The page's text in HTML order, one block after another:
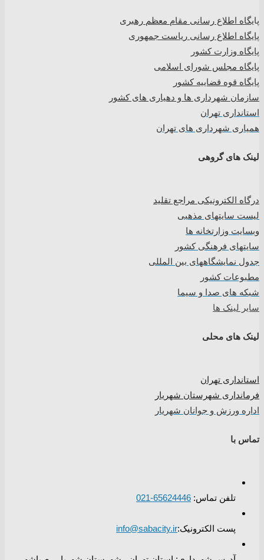
پایگاه اطلاع رسانی مقام معظم رهبری
پایگاه اطلاع رسانی ریاست جمهوری
پایگاه وزارت کشور
پایگاه مجلس شورای اسلامی
پایگاه قوه قضاییه کشور
سازمان شهرداری ها و دهیاری های کشور
استانداری تهران
همیاری شهرداری های تهران
لینک های گروهی
درگاه الکترونیکی مراجع تقلید
لیست سایتهای مذهبی
وبسایت وزارتخانه ها
سایتهای فرهنگی کشور
جدول نمایشگاههای بین المللی
مطبوعات کشور
شبکه های صدا و سیما
سایر لینک ها
لینک های محلی
استانداری تهران
فرمانداری شهرستان شهریار
اداره ورزش و جوانان شهریار
تماس با
تلفن تماس: 65624446-021
پست الکترونیک:info@sabacity.ir